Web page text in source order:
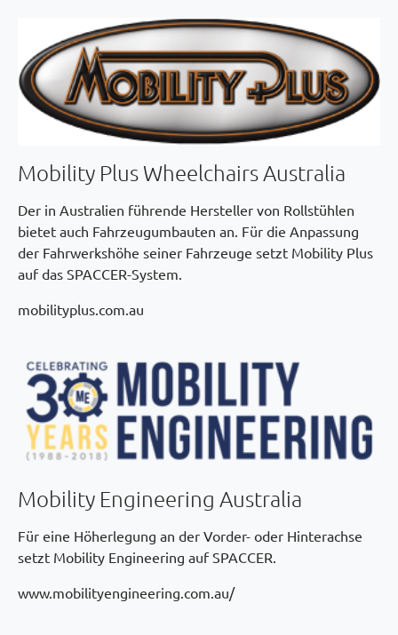
Mobility Plus Wheelchairs Australia
Der in Australien führende Hersteller von Rollstühlen
bietet auch Fahrzeugumbauten an. Für die Anpassung
der Fahrwerkshöhe seiner Fahrzeuge setzt Mobility Plus
auf das SPACCER-System.
mobilityplus.com.au
Mobility Engineering Australia
Für eine Höherlegung an der Vorder- oder Hinterachse
setzt Mobility Engineering auf SPACCER.
www.mobilityengineering.com.au/